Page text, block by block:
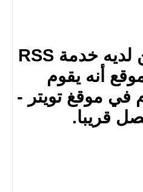
وصف قصير: يقدم هذا الموقع خدمة لكل من لديه خدمة RSS
أنه يقوم
في موقغ تويتر -
قريبا.